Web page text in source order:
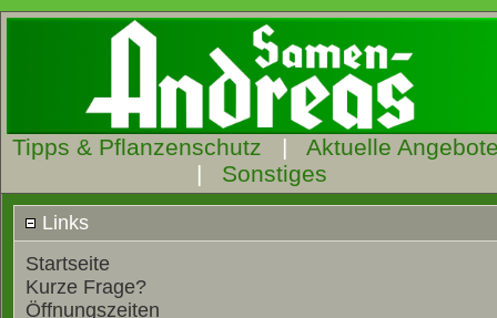
Tipps & Pflanzenschutz | Aktuelle
| Sonstiges
Links
Startseite
Kurze Frage?
Öffnungszeiten